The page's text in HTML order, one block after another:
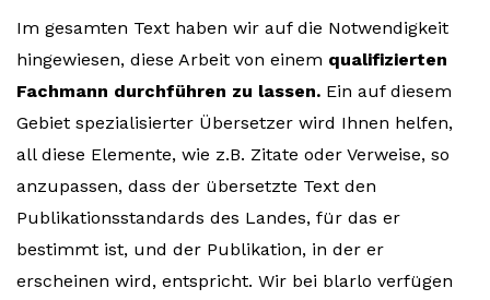
Im gesamten Text haben wir auf die Notwendigkeit
hingewiesen, diese Arbeit von einem qualifizierten
Fachmann durchführen zu lassen. Ein auf diesem
Gebiet spezialisierter Übersetzer wird Ihnen helfen,
all diese Elemente, wie z.B. Zitate oder Verweise, so
anzupassen, dass der übersetzte Text den
Publikationsstandards des Landes, für das er
bestimmt ist, und der Publikation, in der er
erscheinen wird, entspricht. Wir bei blarlo verfügen